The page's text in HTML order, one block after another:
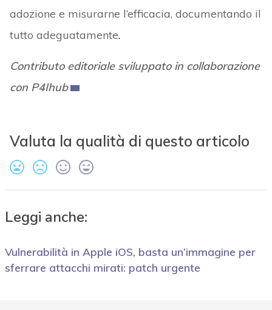
adozione e misurarne l’efficacia, documentando il
tutto adeguatamente.
Contributo editoriale sviluppato in collaborazione
con P4Ihub
Valuta la qualità di questo articolo
Leggi anche:
Vulnerabilità in Apple iOS, basta un’immagine per
sferrare attacchi mirati: patch urgente